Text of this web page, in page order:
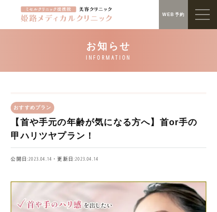
WEB予約
おすすめプラン
【首や手元の年齢が気になる方へ】首or手の
甲ハリツヤプラン！
公開日:2023.04.14・更新日:2023.04.14